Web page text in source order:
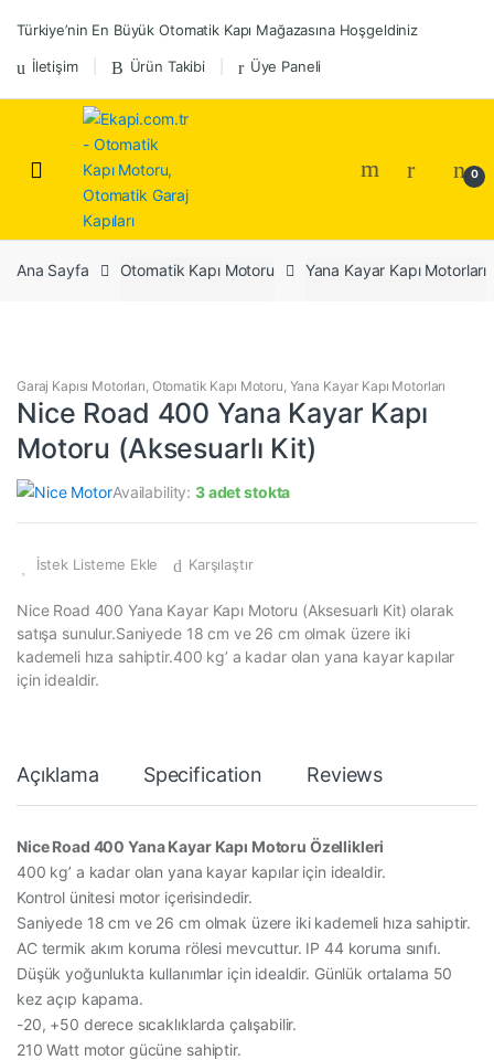
navigation
content
Türkiye’nin En Büyük Otomatik Kapı Mağazasına Hoşgeldiniz
İletişim Ürün Takibi Üye Paneli
0
Ana Sayfa Otomatik Kapı Motoru Yana Kayar Kapı Motorları
Garaj Kapısı Motorları, Otomatik Kapı Motoru, Yana Kayar Kapı Motorları
Nice Road 400 Yana Kayar Kapı
Motoru (Aksesuarlı Kit)
Availability:3 adet stokta
İstek Listeme Ekle Karşılaştır
Nice Road 400 Yana Kayar Kapı Motoru (Aksesuarlı Kit) olarak
satışa sunulur.Saniyede 18 cm ve 26 cm olmak üzere iki
kademeli hıza sahiptir.400 kg’ a kadar olan yana kayar kapılar
için idealdir.
Açıklama Specification Reviews
Nice Road 400 Yana Kayar Kapı Motoru Özellikleri
400 kg’ a kadar olan yana kayar kapılar için idealdir.
Kontrol ünitesi motor içerisindedir.
Saniyede 18 cm ve 26 cm olmak üzere iki kademeli hıza sahiptir.
AC termik akım koruma rölesi mevcuttur. IP 44 koruma sınıfı.
Düşük yoğunlukta kullanımlar için idealdir. Günlük ortalama 50
kez açıp kapama.
-20, +50 derece sıcaklıklarda çalışabilir.
210 Watt motor gücüne sahiptir.